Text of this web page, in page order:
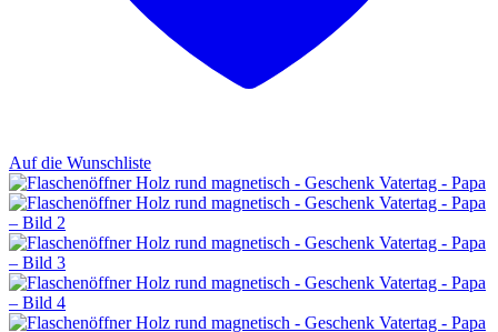
Auf die Wunschliste